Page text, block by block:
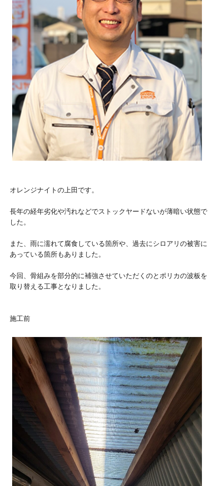
オレンジナイトの上田です。
長年の経年劣化や汚れなどでストックヤードないが薄暗い状態で
した。
また、雨に濡れて腐食している箇所や、過去にシロアリの被害に
あっている箇所もありました。
今回、骨組みを部分的に補強させていただくのとポリカの波板を
取り替える工事となりました。
施工前